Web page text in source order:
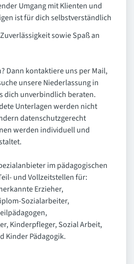
Umgang mit Klienten und
ist für dich selbstverständlich
sowie Spaß an
Dann kontaktiere uns per Mail,
unsere Niederlassung in
dich unverbindlich beraten.
Unterlagen werden nicht
datenschutzgerecht
werden individuell und
im pädagogischen
und Vollzeitstellen für:
Erzieher,
Sozialarbeiter,
Kinderpfleger, Sozial Arbeit,
Kinder Pädagogik.